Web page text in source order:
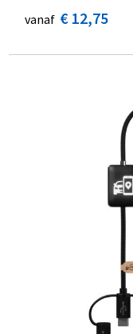
vanaf € 12,75